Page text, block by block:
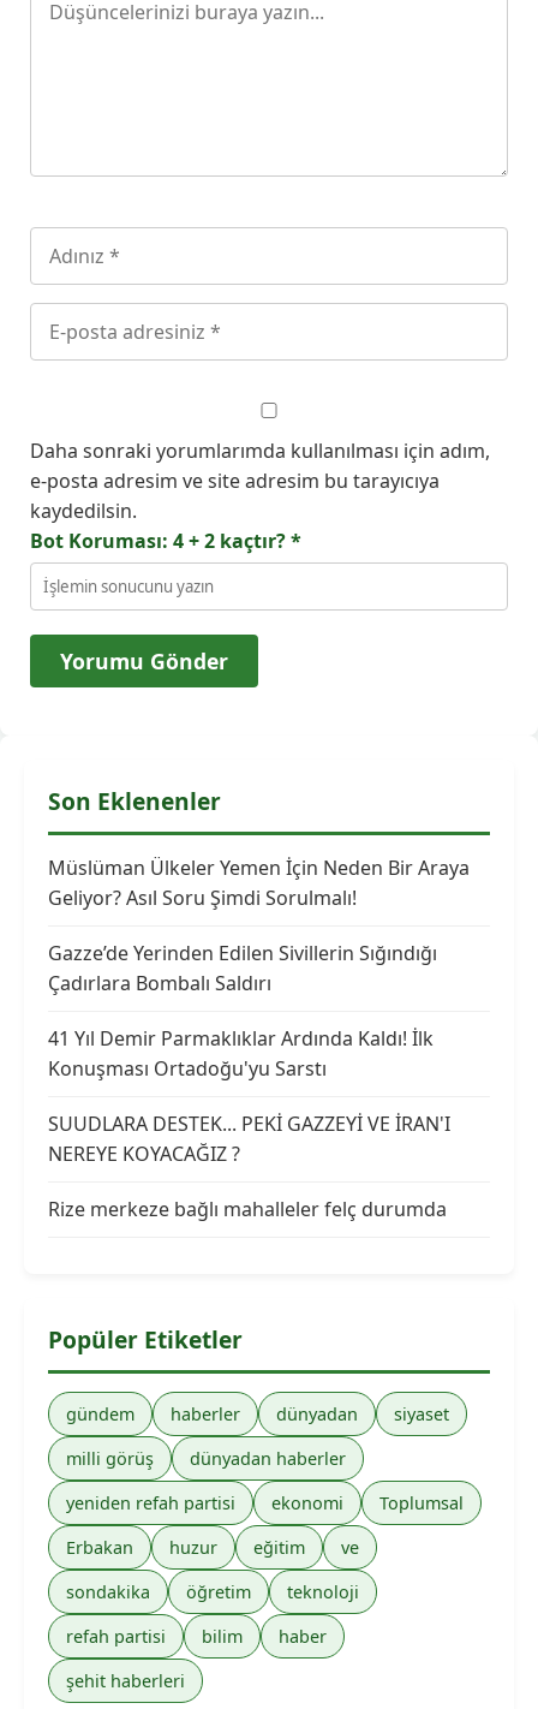
Daha sonraki yorumlarımda kullanılması için adım,
e-posta adresim ve site adresim bu tarayıcıya
kaydedilsin.
Bot Koruması: 4 + 2 kaçtır?*
Son Eklenenler
Müslüman Ülkeler Yemen İçin Neden Bir Araya
Geliyor? Asıl Soru Şimdi Sorulmalı!
Gazze’de Yerinden Edilen Sivillerin Sığındığı
Çadırlara Bombalı Saldırı
41 Yıl Demir Parmaklıklar Ardında Kaldı! İlk
Konuşması Ortadoğu'yu Sarstı
SUUDLARA DESTEK... PEKİ GAZZEYİ VE İRAN'I
NEREYE KOYACAĞIZ ?
Rize merkeze bağlı mahalleler felç durumda
Popüler Etiketler
gündem haberler dünyadan
siyaset
milli görüş
dünyadan haberler
yeniden refah partisi
ekonomi
Toplumsal
Erbakan
huzur eğitim
ve
sondakika
öğretim
teknoloji
refah partisi
bilim
haber
şehit haberleri